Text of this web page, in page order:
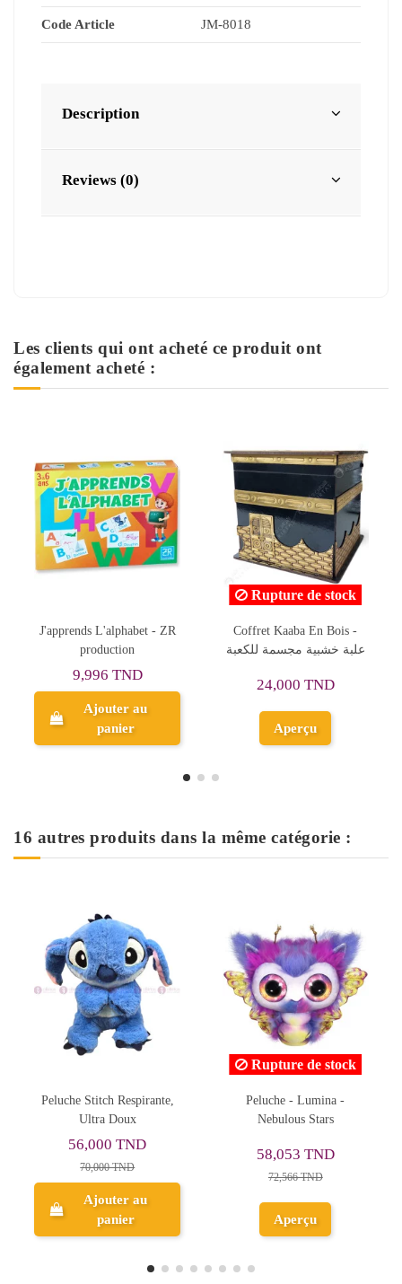
Code Article JM-8018
Description
Reviews (0)
Les clients qui ont acheté ce produit ont
également acheté :
Coffret Kaaba En Bois -
علبة خشبية مجسمة
24,000 TND
Aperçu
Rupture de stock
Découvre Les Premiers
Concepts Temporels Avant
30,714 TND
16 autres produits dans la même catégorie :
Peluche - Lumina -
Nebulous Stars
58,053 TND
72,566 TND
Aperçu
Poupée - Pink Day Fashion
Girl
Ajouter au
panier